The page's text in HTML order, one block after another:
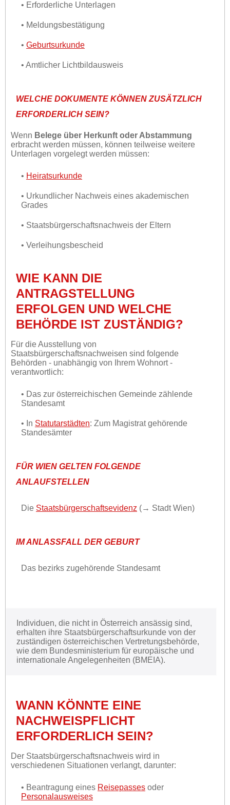
• Erforderliche Unterlagen
• Meldungsbestätigung
• Geburtsurkunde
• Amtlicher Lichtbildausweis
WELCHE DOKUMENTE KÖNNEN ZUSÄTZLICH
ERFORDERLICH SEIN?
Wenn Belege über Herkunft oder Abstammung
erbracht werden müssen, können teilweise weitere
Unterlagen vorgelegt werden müssen:
• Heiratsurkunde
• Urkundlicher Nachweis eines akademischen
Grades
• Staatsbürgerschaftsnachweis der Eltern
• Verleihungsbescheid
WIE KANN DIE
ANTRAGSTELLUNG
ERFOLGEN UND WELCHE
BEHÖRDE IST ZUSTÄNDIG?
Für die Ausstellung von
Staatsbürgerschaftsnachweisen sind folgende
Behörden - unabhängig von Ihrem Wohnort -
verantwortlich:
• Das zur österreichischen Gemeinde zählende
Standesamt
• In Statutarstädten: Zum Magistrat gehörende
Standesämter
FÜR WIEN GELTEN FOLGENDE
ANLAUFSTELLEN
Die Staatsbürgerschaftsevidenz (→ Stadt Wien)
IM ANLASSFALL DER GEBURT
Das bezirks zugehörende Standesamt
Individuen, die nicht in Österreich ansässig sind,
erhalten ihre Staatsbürgerschaftsurkunde von der
zuständigen österreichischen Vertretungsbehörde,
wie dem Bundesministerium für europäische und
internationale Angelegenheiten (BMEIA).
WANN KÖNNTE EINE
NACHWEISPFLICHT
ERFORDERLICH SEIN?
Der Staatsbürgerschaftsnachweis wird in
verschiedenen Situationen verlangt, darunter:
• Beantragung eines Reisepasses oder
Personalausweises